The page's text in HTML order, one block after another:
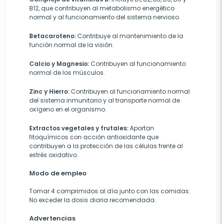
B12, que contribuyen al metabolismo energético
normal y al funcionamiento del sistema nervioso.
Betacaroteno: Contribuye al mantenimiento de la
función normal de la visión.
Calcio y Magnesio: Contribuyen al funcionamiento
normal de los músculos.
Zinc y Hierro: Contribuyen al funcionamiento normal
del sistema inmunitario y al transporte normal de
oxígeno en el organismo.
Extractos vegetales y frutales:Aportan
fitoquímicos con acción antioxidante que
contribuyen a la protección de las células frente al
estrés oxidativo.
Modo de empleo
Tomar 4 comprimidos al día junto con las comidas.
No exceder la dosis diaria recomendada.
Advertencias